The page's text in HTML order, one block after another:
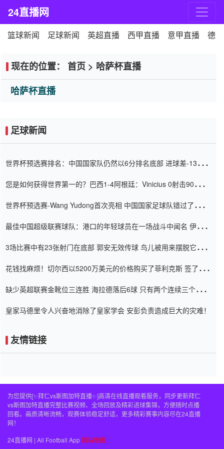
24直播网
篮球新闻 足球新闻 英超直播 西甲直播 意甲直播 德
现在的位置： 首页 > 哈萨杯直播
哈萨杯直播
足球新闻
世界杯预选赛排名：中国国家队仍然以6分排名底部 进球差-13令人
您是如何获得世界第一的？巴西1-4阿根廷：Vinicius 0射击90分钟
世界杯预选赛-Wang Yudong首次亮相 中国国家足球队错过了世界
最佳中国超级联赛球队：港口的年轻球员在一场战斗中闻名 伊万放
3场比赛中有23张射门在底部 郭安无效传球 鸟儿被用来摆脱它
花钱找麻烦！切尔西以5200万美元的价格购买了菲利克斯 签了7年
缺少英超联赛金靴位三连胜 海拉德落后6球 只有两个连续三个连续
皇家马德里令人兴奋地消除了皇家学会 安彭负责造成巨大的灾难！
友情链接
为您提供[✨拜仁vs斯图加特直播✨]高清在线直播观看服务，同步更新拜仁
vs斯图加特直播完整比赛视频、全场回放及精彩进球集锦，方便随时点播
回看。画质清晰流畅，观赛体验稳定舒适，更多精彩赛事内容尽在24直播
网！
24直播网 | All Football App 网站地图